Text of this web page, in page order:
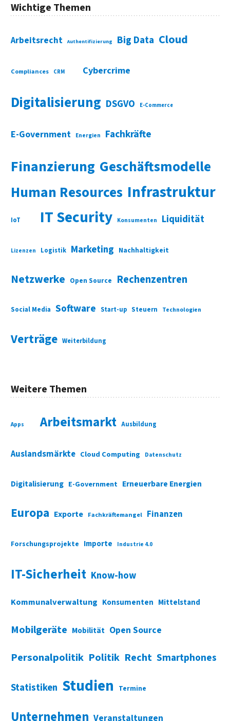
Wichtige Themen
Arbeitsrecht Authentifizierung Big Data Cloud
Compliances CRM Cybercrime
Digitalisierung DSGVO E-Commerce
E-Government Energien Fachkräfte
Finanzierung Geschäftsmodelle
Human Resources Infrastruktur
IoT IT Security Konsumenten Liquidität
Lizenzen Logistik Marketing Nachhaltigkeit
Netzwerke Open Source Rechenzentren
Social Media Software Start-up Steuern Technologien
Verträge Weiterbildung
Weitere Themen
Apps Arbeitsmarkt Ausbildung
Auslandsmärkte Cloud Computing Datenschutz
Digitalisierung E-Government Erneuerbare Energien
Europa Exporte Fachkräftemangel Finanzen
Forschungsprojekte Importe Industrie 4.0
IT-Sicherheit Know-how
Kommunalverwaltung Konsumenten Mittelstand
Mobilgeräte Mobilität Open Source
Personalpolitik Politik Recht Smartphones
Statistiken Studien Termine
Unternehmen Veranstaltungen